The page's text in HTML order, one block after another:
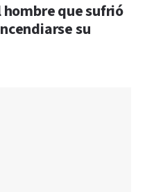
hombre que sufrió
su